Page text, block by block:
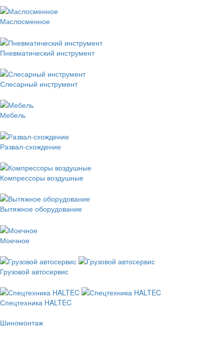
Маслосменное
Пневматический инструмент
Слесарный инструмент
Мебель
Развал-схождение
Компрессоры воздушные
Вытяжное оборудование
Моечное
Грузовой автосервис
Спецтехника HALTEC
Шиномонтаж